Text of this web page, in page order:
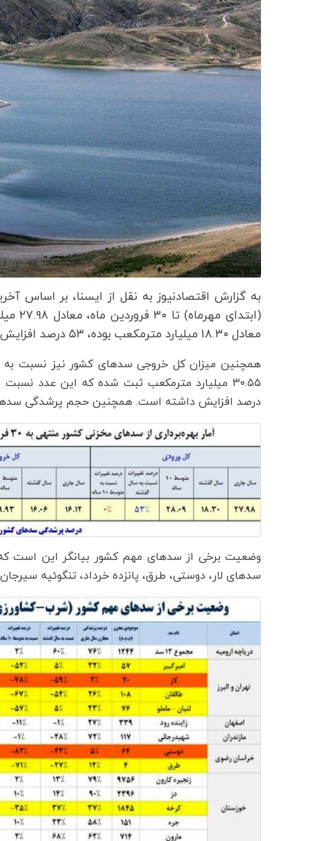
به گزارش اقتصادنیوز به نقل از ایسنا،‌ بر اساس
معادل ۱۸.۳۰ میلیارد مترمکعب بوده، ۵۳ درصد افزایش داشته است.
همچنین میزان کل خروجی سدهای کشور نیز نسبت
درصد افزایش داشته است. همچنین حجم پرشدگی سدهای کشور
سدهای لار، دوستی، طرق، پانزده خرداد، تنگوئیه سیرجان،